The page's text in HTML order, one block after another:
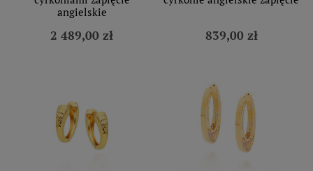
angielskie
2 489,00 zł 839,00 zł